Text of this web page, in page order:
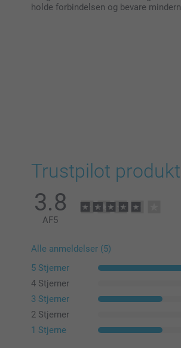
holde forbindelsen og bevare
Trustpilot
3.8
AF5
Alle anmeldelser (5)
5 Stjerner
4 Stjerner
3 Stjerner
2 Stjerner
1 Stjerne